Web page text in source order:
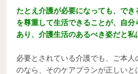
たとえ介護が必要になっても、で
を尊重して生活できることが、自
あり、介護生活のあるべき姿だと私
必要とされている介護でも、ご本人
のなら、そのケアプランが正しい